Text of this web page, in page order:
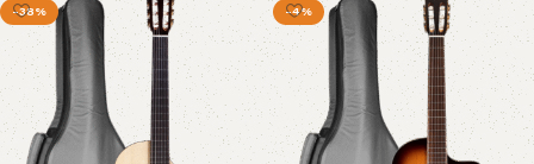
-38% -4%